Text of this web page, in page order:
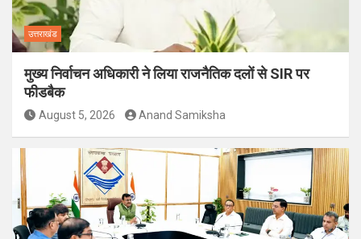
उत्तराखंड
मुख्य निर्वाचन अधिकारी ने लिया राजनैतिक दलों से SIR पर
फीडबैक
August 5, 2026 Anand Samiksha